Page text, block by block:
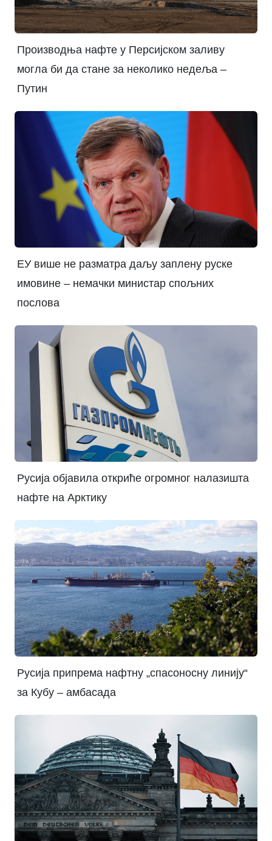
Производња нафте у Персијском заливу
могла би да стане за неколико недеља –
Путин
ЕУ више не разматра даљу заплену руске
имовине – немачки министар спољних
послова
Русија објавила откриће огромног налазишта
нафте на Арктику
Русија припрема нафтну „спасоносну линију“
за Кубу – амбасада